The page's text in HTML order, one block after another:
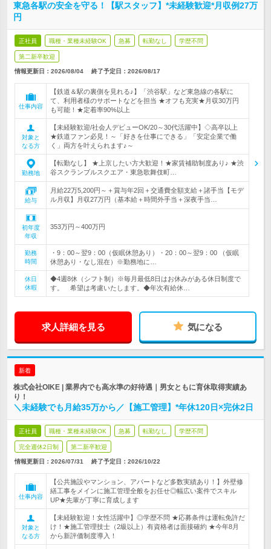
東急各駅の安全を守る！【駅スタッフ】*未経験歓迎*月収例27万
円
正社員 職種・業種未経験OK 急募 転勤なし 学歴不問
第二新卒歓迎
情報更新日：2026/08/04 終了予定日： 2026/08/17
仕事内容
【鉄道＆駅の裏側を見れる♪】「渋谷駅」など東急線の各駅に
て、利用者様のサポートなどを担当 ★オフも充実★月収30万円
も可能！★定着率90%以上
対象と
なる方
【未経験歓迎/社会人デビューOK/20～30代活躍中】◇高卒以上
★鉄道ファン必見！～「好きを仕事にできる」「安定企業で働
く」両方を叶えられます♪～
勤務地
【転勤なし】 ★上京したい方大歓迎！★家賃補助制度あり♪ ★渋
谷スクランブルスクエア・東急歌舞伎町…
給与
月給22万5,200円～＋賞与年2回＋交通費全額支給＋諸手当【モデ
ル月収】月収27万円（基本給＋時間外手当＋深夜手当…
初年度
年収
353万円～400万円
勤務
時間
・9：00～翌9：00（仮眠休憩あり）・20：00～翌9：00 （仮眠
休憩あり・なし混在）※勤務地に…
休日
休暇
◆4週8休（シフト制）※毎月最低8日はお休みがある休日制度で
す。 希望は考慮いたします。◆年次有給休…
求人詳細を見る 気になる
新着
株式会社OIKE | 業界内でも高水準の好待遇｜男女ともに育休取得実績あ
り！
＼未経験でも月給35万から／【施工管理】*年休120日×完休2日
正社員 職種・業種未経験OK 急募 転勤なし 学歴不問
完全週休2日制 第二新卒歓迎
情報更新日：2026/07/31 終了予定日： 2026/10/22
仕事内容
【公共施設やマンション、アパートなど多数実績あり！】外壁修
繕工事をメインに施工管理全般をお任せ◎幅広い案件でスキル
UP★先輩が丁寧に育成します
対象と
なる方
【未経験歓迎！女性活躍中】◎学歴不問 ★応募条件は運転免許だ
け！★施工管理技士（2級以上）有資格者は面接確約 ★今年8月
から新評価制度導入！